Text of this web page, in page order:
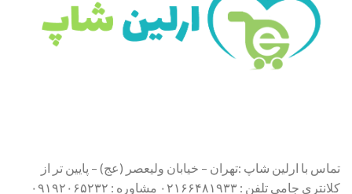
تماس با ارلین شاپ :تهران – خیابان ولیعصر (عج) – پایین تر از
کلانتری جامی تلفن : ۰۲۱۶۶۴۸۱۹۳۳ مشاوره : ۰۹۱۹۲۰۶۵۲۳۲